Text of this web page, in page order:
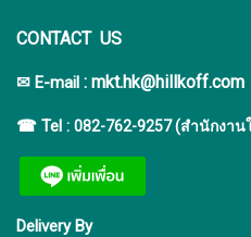
CONTACT US
✉ E-mail : mkt.hk@hillkoff.com
☎ Tel : 082-762-9257 (สำนักงา
Delivery By